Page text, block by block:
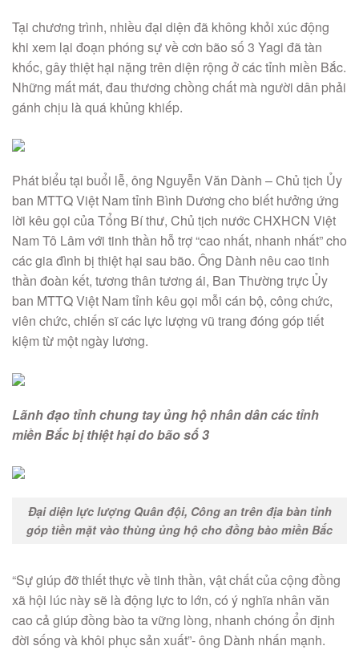
Tại chương trình, nhiều đại diện đã không khỏi xúc động
khi xem lại đoạn phóng sự về cơn bão số 3 Yagi đã tàn
khốc, gây thiệt hại nặng trên diện rộng ở các tỉnh miền Bắc.
Những mất mát, đau thương chồng chất mà người dân phải
gánh chịu là quá khủng khiếp.
Phát biểu tại buổi lễ, ông Nguyễn Văn Dành – Chủ tịch Ủy
ban MTTQ Việt Nam tỉnh Bình Dương cho biết hưởng ứng
lời kêu gọi của Tổng Bí thư, Chủ tịch nước CHXHCN Việt
Nam Tô Lâm với tinh thần hỗ trợ “cao nhất, nhanh nhất” cho
các gia đình bị thiệt hại sau bão. Ông Dành nêu cao tinh
thần đoàn kết, tương thân tương ái, Ban Thường trực Ủy
ban MTTQ Việt Nam tỉnh kêu gọi mỗi cán bộ, công chức,
viên chức, chiến sĩ các lực lượng vũ trang đóng góp tiết
kiệm từ một ngày lương.
Lãnh đạo tỉnh chung tay ủng hộ nhân dân các tỉnh
miền Bắc bị thiệt hại do bão số 3
Đại diện lực lượng Quân đội, Công an trên địa bàn tỉnh
góp tiền mặt vào thùng ủng hộ cho đồng bào miền Bắc
“Sự giúp đỡ thiết thực về tinh thần, vật chất của cộng đồng
xã hội lúc này sẽ là động lực to lớn, có ý nghĩa nhân văn
cao cả giúp đồng bào ta vững lòng, nhanh chóng ổn định
đời sống và khôi phục sản xuất”- ông Dành nhấn mạnh.